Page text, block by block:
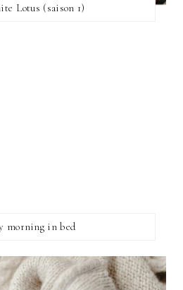
Lotus (saison 1)
morning in bed